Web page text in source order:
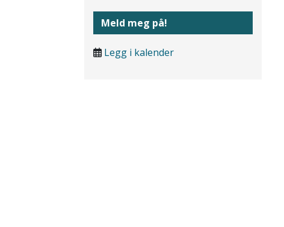
Meld meg på!
Legg i kalender